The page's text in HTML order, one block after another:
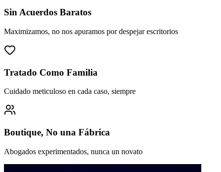
Sin Acuerdos Baratos
Maximizamos, no nos apuramos por despejar escritorios
Tratado Como Familia
Cuidado meticuloso en cada caso, siempre
Boutique, No una Fábrica
Abogados experimentados, nunca un novato